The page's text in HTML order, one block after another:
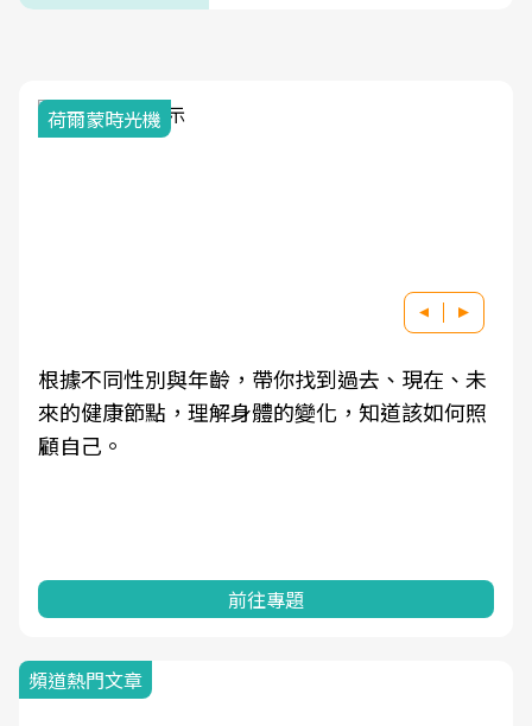
荷爾蒙時光機
根據不同性別與年齡，帶你找到過去、現在、未
來的健康節點，理解身體的變化，知道該如何照
顧自己。
前往專題
頻道熱門文章